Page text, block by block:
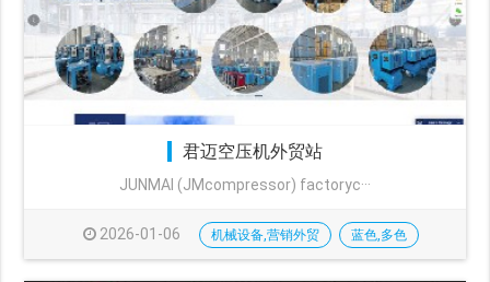
君迈空压机外贸站
JUNMAI (JMcompressor) factoryc···
2026-01-06 机械设备,营销外贸 蓝色,多色